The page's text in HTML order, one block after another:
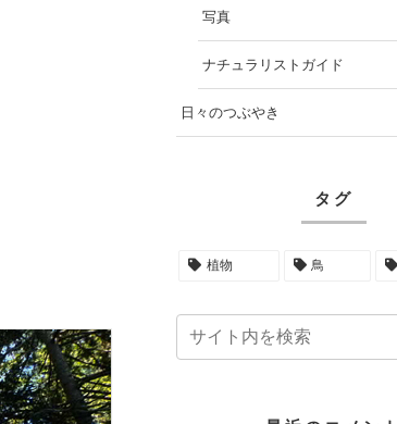
写真
ナチュラリストガイド
日々のつぶやき
タグ
植物 鳥